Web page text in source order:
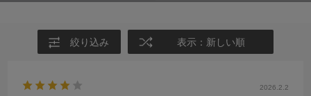
絞り込み 表示：新しい順
2026.2.2